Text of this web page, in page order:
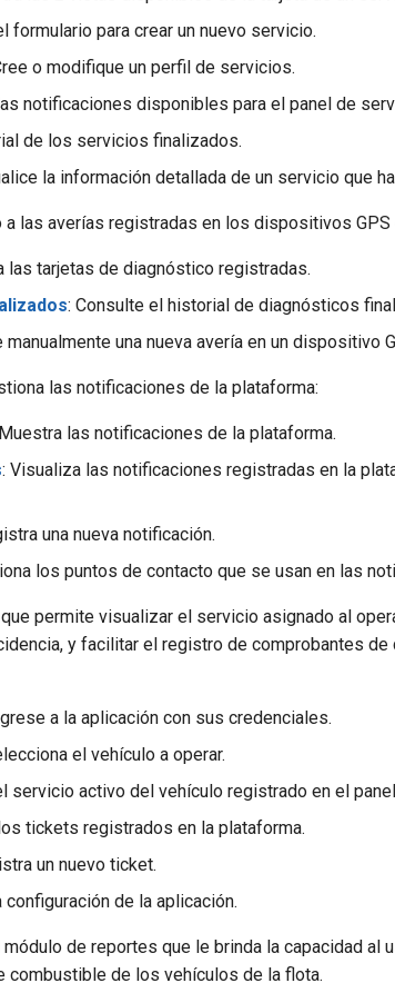
formulario para crear un nuevo servicio.
o modifique un perfil de servicios.
notificaciones disponibles para el panel de
de los servicios finalizados.
la información detallada de un servicio que
a las averías registradas en los dispositivos GPS
las tarjetas de diagnóstico registradas.
: Consulte el historial de diagnósticos
manualmente una nueva avería en un dispositivo
las notificaciones de la plataforma:
las notificaciones de la plataforma.
: Visualiza las notificaciones registradas en la
una nueva notificación.
los puntos de contacto que se usan en las
permite visualizar el servicio asignado al
y facilitar el registro de comprobantes de
a la aplicación con sus credenciales.
el vehículo a operar.
servicio activo del vehículo registrado en el
tickets registrados en la plataforma.
un nuevo ticket.
configuración de la aplicación.
de reportes que le brinda la capacidad al
combustible de los vehículos de la flota.